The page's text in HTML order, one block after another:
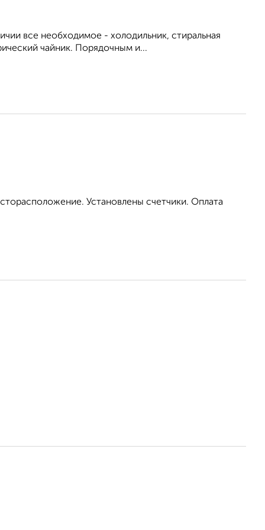
все необходимое - холодильник, стиральная
чайник. Порядочным и...
Установлены счетчики. Оплата